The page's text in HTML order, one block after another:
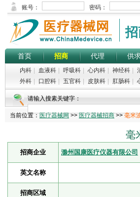
首页 招商 代理 供
内科 血液科 呼吸科 心内科 神经科
外科
口腔科 五官科 皮肤科 肛肠科
请输入搜素关键字：
当前位置：医疗器械网>>医疗器械招商>>毫米
毫
招商企业 滁州国康医疗仪器有限公司
英文名称
招商区域